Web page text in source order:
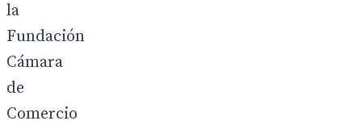
la
Fundación
Cámara
de
Comercio